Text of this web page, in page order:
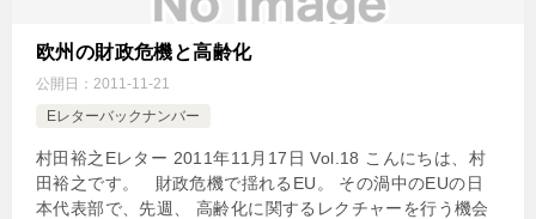
欧州の財政危機と高齢化
公開日： 2011-11-21
Eレターバックナンバー
村田裕之Eレター 2011年11月17日 Vol.18 こんにちは、村
田裕之です。 財政危機で揺れるEU。 その渦中のEUの日
本代表部で、先週、 高齢化に関するレクチャーを行う機会